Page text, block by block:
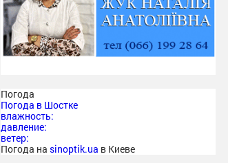
Погода
Погода в Шостке
влажность:
давление:
ветер:
Погода на sinoptik.ua в Киеве